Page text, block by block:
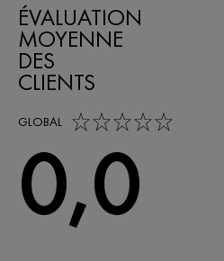
ÉVALUATION
MOYENNE
DES
CLIENTS
GLOBAL
0,0 out of 5 stars
0,0